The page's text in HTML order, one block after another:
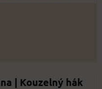
| Kouzelný hák